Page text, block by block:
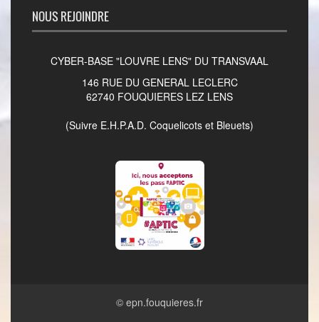
NOUS REJOINDRE
CYBER-BASE "LOUVRE LENS" DU TRANSVAAL
146 RUE DU GENERAL LECLERC
62740 FOUQUIERES LEZ LENS
(Suivre E.H.P.A.D. Coquelicots et Bleuets)
© epn.fouquieres.fr